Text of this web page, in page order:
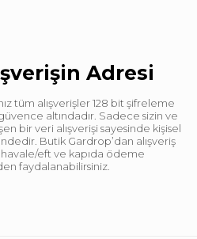
Adresi
tüm alışverişler 128 bit şifreleme
altındadır. Sadece sizin ve
bir veri alışverişi sayesinde kişisel
Butik Gardrop’dan alışveriş
eft ve kapıda ödeme
faydalanabilirsiniz.